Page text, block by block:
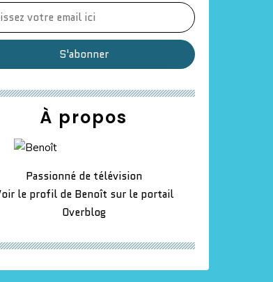
À propos
Passionné de télévision
le profil de Benoît sur le portail
Overblog